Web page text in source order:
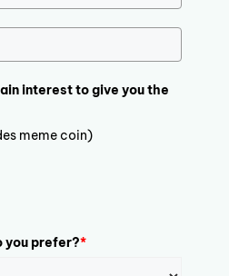
interest to give you the
meme coin)
you prefer?*